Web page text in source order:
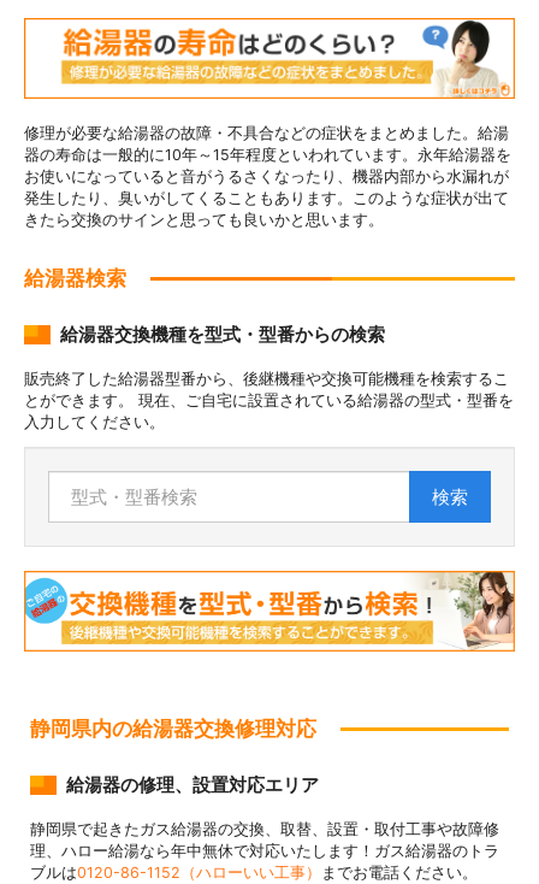
修理が必要な給湯器の故障・不具合などの症状をまとめました。給湯
器の寿命は一般的に10年～15年程度といわれています。永年給湯器を
お使いになっていると音がうるさくなったり、機器内部から水漏れが
発生したり、臭いがしてくることもあります。このような症状が出て
きたら交換のサインと思っても良いかと思います。
給湯器検索
給湯器交換機種を型式・型番からの検索
販売終了した給湯器型番から、後継機種や交換可能機種を検索するこ
とができます。 現在、ご自宅に設置されている給湯器の型式・型番を
入力してください。
検索
静岡県内の給湯器交換修理対応
給湯器の修理、設置対応エリア
静岡県で起きたガス給湯器の交換、取替、設置・取付工事や故障修
理、ハロー給湯なら年中無休で対応いたします！ガス給湯器のトラ
ブルは0120-86-1152（ハローいい工事） までお電話ください。